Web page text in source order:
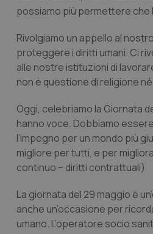
possiamo più permettere che
Rivolgiamo un appello al
proteggere i diritti umani. Ci
alle nostre istituzioni di
non è questione di religione
Oggi, celebriamo la Giornata
hanno voce. Dobbiamo
l’impegno per un mondo più
migliore per tutti, e per
continuo – diritti contrattuali)
La giornata del 29 maggio è
anche un’occasione per
umano. L’operatore socio